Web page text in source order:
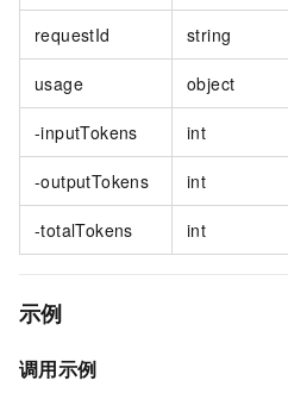
requestId string
usage object
-inputTokens int
-outputTokens int
-totalTokens int
示例
调用示例